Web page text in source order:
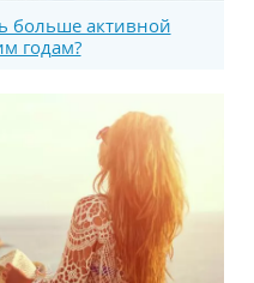
больше активной
годам?